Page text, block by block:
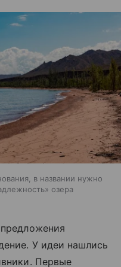
в названии нужно
озера
У идеи нашлись
Первые